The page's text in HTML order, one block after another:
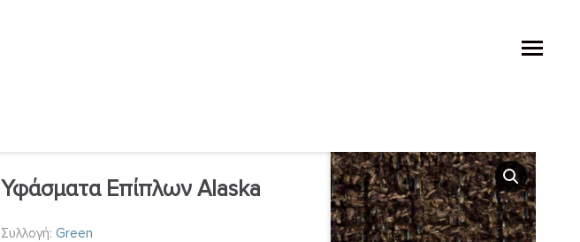
Υφάσματα Επίπλων Alaska
Συλλογή: Green